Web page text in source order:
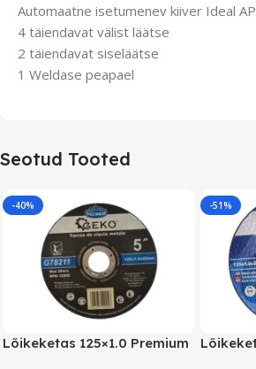
Automaatne isetumenev kiiver Ideal
4 täiendavat välist läätse
2 täiendavat siseläätse
1 Weldase peapael
Seotud Tooted
-40%
Lõikeketas 125×1.0 Premium
-51%